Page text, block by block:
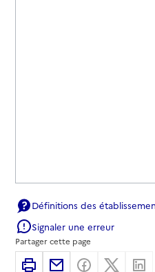
Définitions des
Signaler une erreur
Partager cette page
ImprimerPartager par email
Partager sur